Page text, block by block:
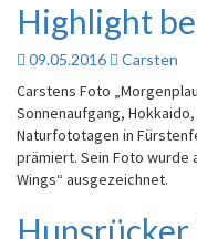
Highlight
bei
Glanzlichter
Highlight
09.05.2016 Carsten
Carstens Foto
Sonnenaufgang,
Naturfototagen in
prämiert. Sein Foto wurde
Wings“ ausgezeichnet.
Hunsrücker